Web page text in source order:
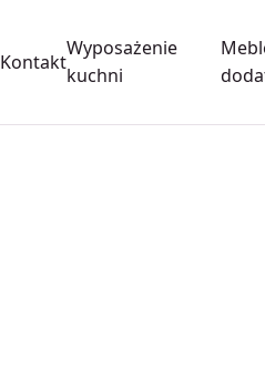
Kontakt
Wyposażenie
kuchni